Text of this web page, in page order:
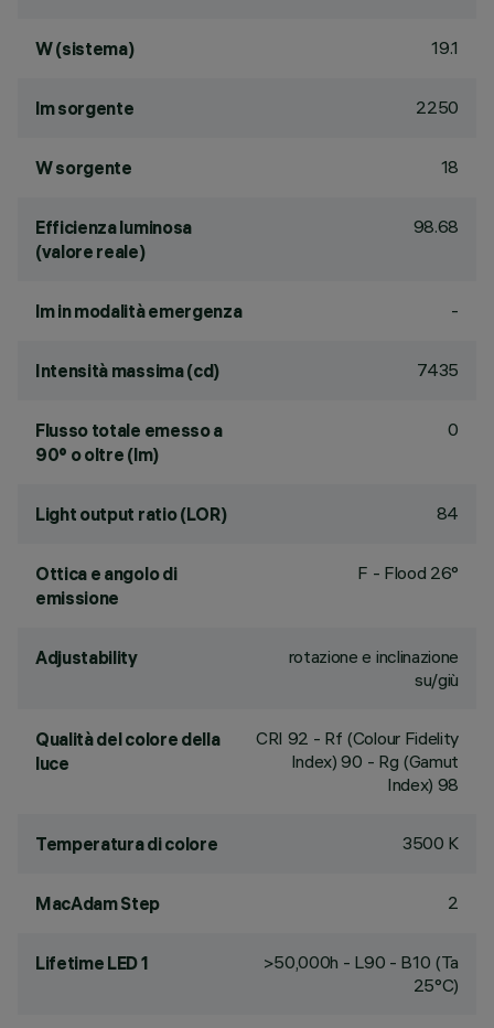
W (sistema) 19.1
lm sorgente 2250
W sorgente 18
Efficienza luminosa
(valore reale)
98.68
lm in modalità emergenza -
Intensità massima (cd) 7435
Flusso totale emesso a
90° o oltre (lm)
0
Light output ratio (LOR) 84
Ottica e angolo di
emissione
F - Flood 26°
Adjustability
rotazione e inclinazione
su/giù
Qualità del colore della
luce
CRI 92 - Rf (Colour Fidelity
Index) 90 - Rg (Gamut
Index) 98
Temperatura di colore 3500 K
MacAdam Step 2
Lifetime LED 1
>50,000h - L90 - B10 (Ta
25°C)